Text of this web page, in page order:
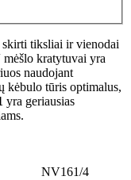
tiksliai ir vienodai
mėšlo kratytuvai yra
naudojant
kėbulo tūris optimalus,
yra geriausias
NV161/4